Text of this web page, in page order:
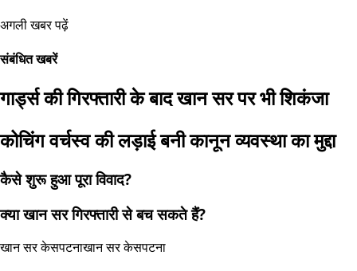
अगली खबर पढ़ें
संबंधित खबरें
गार्ड्स की गिरफ्तारी के बाद खान सर पर भी शिकंजा
कोचिंग वर्चस्व की लड़ाई बनी कानून व्यवस्था का मुद्दा
कैसे शुरू हुआ पूरा विवाद?
क्या खान सर गिरफ्तारी से बच सकते हैं?
खान सर केसपटनाखान सर केसपटना